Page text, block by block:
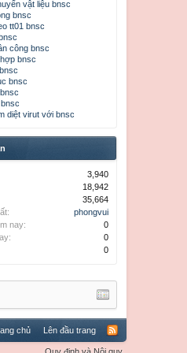
vật liệu bnsc
bnsc
tt01 bnsc
công bnsc
bnsc
bnsc
diệt virut với bnsc
3,940
18,942
35,664
phongvui
nay:
0
0
0
chủ Lên đầu trang